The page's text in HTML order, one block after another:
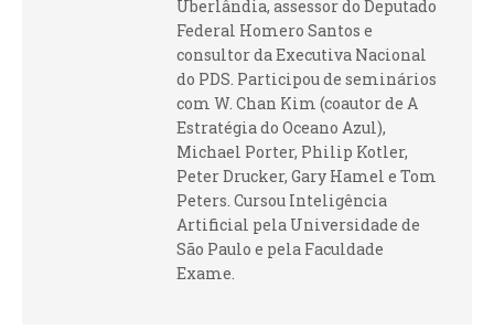
Uberlândia, assessor do Deputado
Federal Homero Santos e
consultor da Executiva Nacional
do PDS. Participou de seminários
com W. Chan Kim (coautor de A
Estratégia do Oceano Azul),
Michael Porter, Philip Kotler,
Peter Drucker, Gary Hamel e Tom
Peters. Cursou Inteligência
Artificial pela Universidade de
São Paulo e pela Faculdade
Exame.